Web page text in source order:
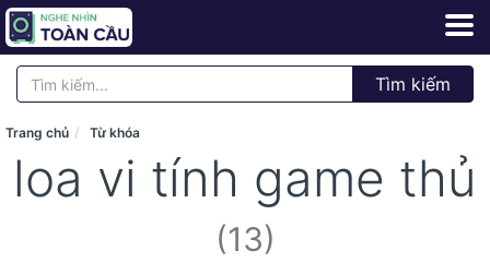
Tìm kiếm
Trang chủ Từ khóa
loa vi tính game thủ
(13)